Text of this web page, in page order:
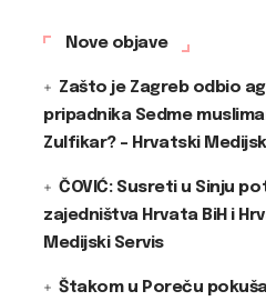
Nove objave
Zašto je Zagreb odbio
pripadnika Sedme
Zulfikar? – Hrvatski
ČOVIĆ: Susreti u Sinju
zajedništva Hrvata BiH i
Medijski Servis
Štakom u Poreču